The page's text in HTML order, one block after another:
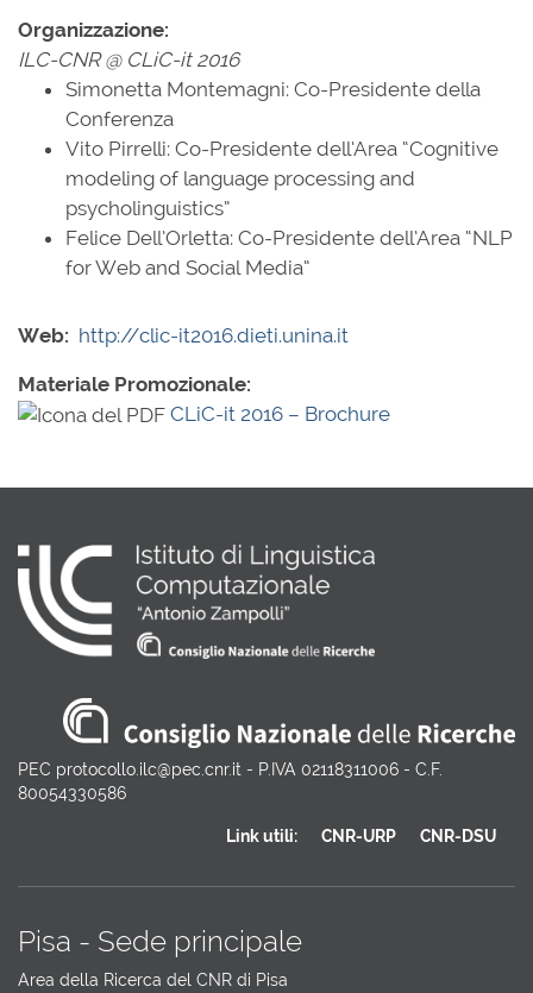
Organizzazione:
ILC-CNR @ CLiC-it 2016
Simonetta Montemagni: Co-Presidente della
Conferenza
Vito Pirrelli: Co-Presidente dell’Area “Cognitive
modeling of language processing and
psycholinguistics”
Felice Dell’Orletta: Co-Presidente dell’Area “NLP
for Web and Social Media”
Web: http://clic-it2016.dieti.unina.it
Materiale Promozionale:
CLiC-it 2016 – Brochure
PEC protocollo.ilc@pec.cnr.it - P.IVA 02118311006 - C.F.
80054330586
Link utili: CNR-URP CNR-DSU
Pisa - Sede principale
Area della Ricerca del CNR di Pisa